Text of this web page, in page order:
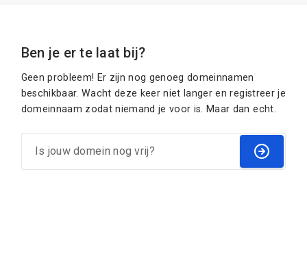
Ben je er te laat bij?
Geen probleem! Er zijn nog genoeg domeinnamen
beschikbaar. Wacht deze keer niet langer en registreer je
domeinnaam zodat niemand je voor is. Maar dan echt.